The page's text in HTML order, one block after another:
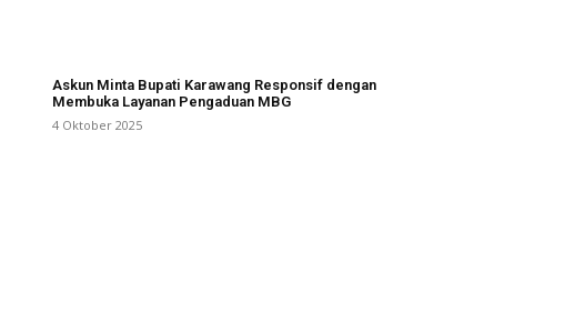
Askun Minta Bupati Karawang Responsif dengan
Membuka Layanan Pengaduan MBG
4 Oktober 2025